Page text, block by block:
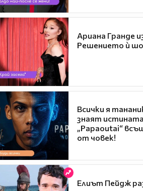
Ариана Гранде
Решението ѝ
Всички я
знаят
„Papaoutai“
от човек!
Елиът Пейдж